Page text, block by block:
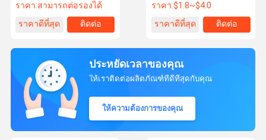
ราคา:สามารถต่อรองได้
ราคาดีที่สุด
ติดต่อ
ราคา:$1.8~$4.0
ราคาดีที่สุด
ติดต่อ
ประหยัดเวลาของคุณ
ให้เราติดต่อผลิตภัณฑ์ที่ดีที่สุดกับคุณ
ให้ความต้องการของคุณ